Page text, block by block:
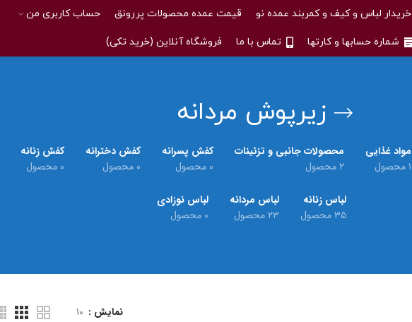
خریدار لباس و کیف و کمربند عمده نو قیمت عمده محصولات پررونق حساب کاربری من
شماره حسابها و کارتها تماس با ما فروشگاه آنلاین (خرید تکی)
زیرپوش مردانه
مواد غذایی
۱ محصول
محصولات جانبی و تزئینات
۲ محصول
کفش پسرانه
۰ محصول
کفش دخترانه
۰ محصول
کفش زنانه
۰ محصول
لباس زنانه
۳۵ محصول
لباس مردانه
۲۳ محصول
لباس نوزادی
۰ محصول
نمایش 10